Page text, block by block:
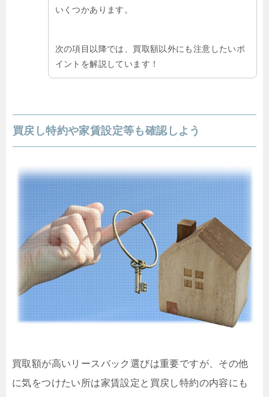
いくつかあります。
次の項目以降では、買取額以外にも注意したいポ
イントを解説しています！
買戻し特約や家賃設定等も確認しよう
買取額が高いリースバック選びは重要ですが、その他
に気をつけたい所は家賃設定と買戻し特約の内容にも